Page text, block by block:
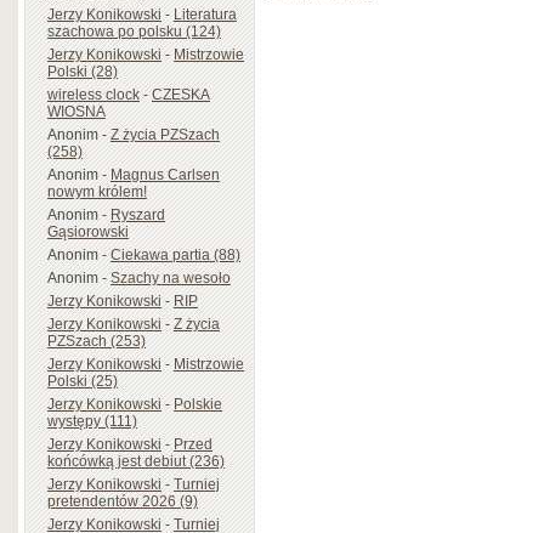
Jerzy Konikowski-Literatura
szachowa po polsku (124)
Jerzy Konikowski-Mistrzowie
Polski (28)
wireless clock-CZESKA
WIOSNA
Anonim-Z życia PZSzach
(258)
Anonim-Magnus Carlsen
nowym królem!
Anonim-Ryszard
Gąsiorowski
Anonim-Ciekawa partia (88)
Anonim-Szachy na wesoło
Jerzy Konikowski-RIP
Jerzy Konikowski-Z życia
PZSzach (253)
Jerzy Konikowski-Mistrzowie
Polski (25)
Jerzy Konikowski-Polskie
występy (111)
Jerzy Konikowski-Przed
końcówką jest debiut (236)
Jerzy Konikowski-Turniej
pretendentów 2026 (9)
Jerzy Konikowski-Turniej